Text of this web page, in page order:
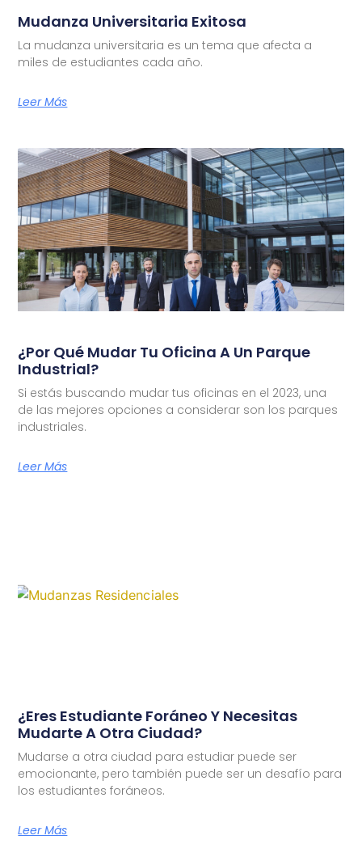
Mudanza Universitaria Exitosa
La mudanza universitaria es un tema que afecta a
miles de estudiantes cada año.
Leer Más
¿Por Qué Mudar Tu Oficina A Un Parque
Industrial?
Si estás buscando mudar tus oficinas en el 2023, una
de las mejores opciones a considerar son los parques
industriales.
Leer Más
¿Eres Estudiante Foráneo Y Necesitas
Mudarte A Otra Ciudad?
Mudarse a otra ciudad para estudiar puede ser
emocionante, pero también puede ser un desafío para
los estudiantes foráneos.
Leer Más